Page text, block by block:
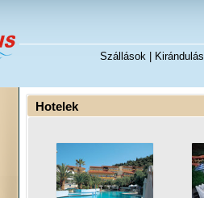
Szállások|
Hotelek